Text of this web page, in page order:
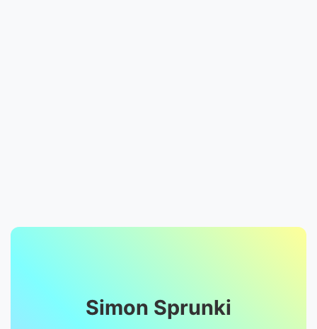
Simon Sprunki